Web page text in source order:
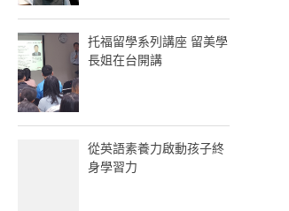
托福留學系列講座 留美學
長姐在台開講
從英語素養力啟動孩子終
身學習力